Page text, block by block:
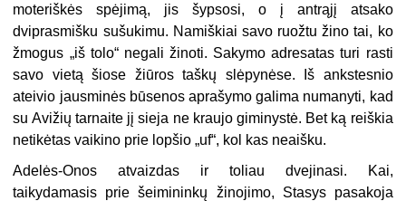
moteriškės spėjimą, jis šypsosi, o į antrąjį atsako
dviprasmišku sušukimu. Namiškiai savo ruožtu žino tai, ko
žmogus „iš tolo“ negali žinoti. Sakymo adresatas turi rasti
savo vietą šiose žiūros taškų slėpynėse. Iš ankstesnio
ateivio jausminės būsenos aprašymo galima numanyti, kad
su Avižių tarnaite jį sieja ne kraujo giminystė. Bet ką reiškia
netikėtas vaikino prie lopšio „uf“, kol kas neaišku.
Adelės-Onos atvaizdas ir toliau dvejinasi. Kai,
taikydamasis prie šeimininkų žinojimo, Stasys pasakoja